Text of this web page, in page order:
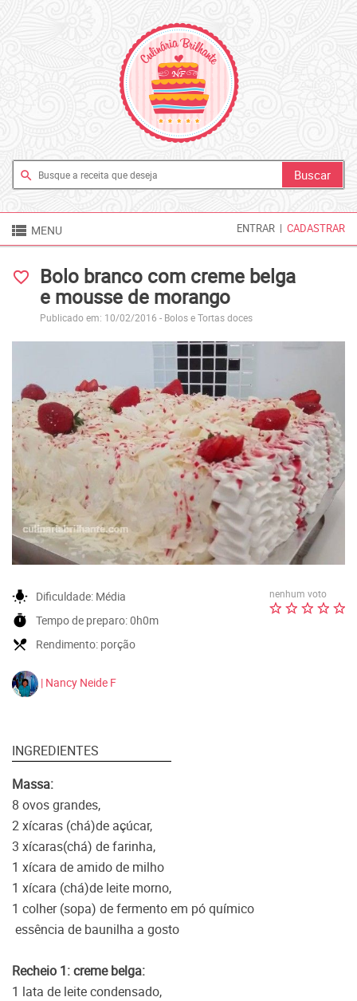
search
 MENU ENTRAR | CADASTRAR
favorite_border
Bolo branco com creme belga
e mousse de morango
Publicado em: 10/02/2016 - Bolos e Tortas doces
nenhum voto
wb_incandescent Dificuldade: Média
timer Tempo de preparo:0h0m
local_dining Rendimento: porção
| Nancy Neide F
INGREDIENTES
Massa:
8 ovos grandes,
2 xícaras (chá)de açúcar,
3 xícaras(chá) de farinha,
1 xícara de amido de milho
1 xícara (chá)de leite morno,
1 colher (sopa) de fermento em pó químico
essência de baunilha a gosto
Recheio 1: creme belga:
1 lata de leite condensado,